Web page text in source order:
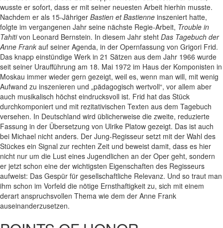
wusste er sofort, dass er mit seiner neuesten Arbeit hierhin musste.
Nachdem er als 15-Jähriger Bastien et Bastienne inszeniert hatte,
folgte im vergangenen Jahr seine nächste Regie-Arbeit, Trouble in
Tahitivon Leonard Bernstein. In diesem Jahr steht Das Tagebuch der
Anne Frank auf seiner Agenda, in der Opernfassung von Grigori Frid.
Das knapp einstündige Werk in 21 Sätzen aus dem Jahr 1966 wurde
seit seiner Uraufführung am 18. Mai 1972 im Haus der Komponisten in
Moskau immer wieder gern gezeigt, weil es, wenn man will, mit wenig
Aufwand zu inszenieren und „pädagogisch wertvoll“, vor allem aber
auch musikalisch höchst eindrucksvoll ist. Frid hat das Stück
durchkomponiert und mit rezitativischen Texten aus dem Tagebuch
versehen. In Deutschland wird üblicherweise die zweite, reduzierte
Fassung in der Übersetzung von Ulrike Platow gezeigt. Das ist auch
bei Michael nicht anders. Der Jung-Regisseur setzt mit der Wahl des
Stückes ein Signal zur rechten Zeit und beweist damit, dass es hier
nicht nur um die Lust eines Jugendlichen an der Oper geht, sondern
er jetzt schon eine der wichtigsten Eigenschaften des Regisseurs
aufweist: Das Gespür für gesellschaftliche Relevanz. Und so traut man
ihm schon im Vorfeld die nötige Ernsthaftigkeit zu, sich mit einem
derart anspruchsvollen Thema wie dem der Anne Frank
auseinanderzusetzen.